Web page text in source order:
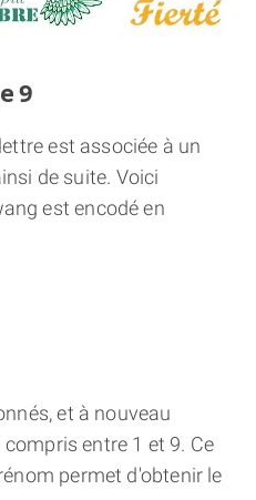
9
est associée à un
de suite. Voici
est encodé en
et à nouveau
entre 1 et 9. Ce
permet d'obtenir le